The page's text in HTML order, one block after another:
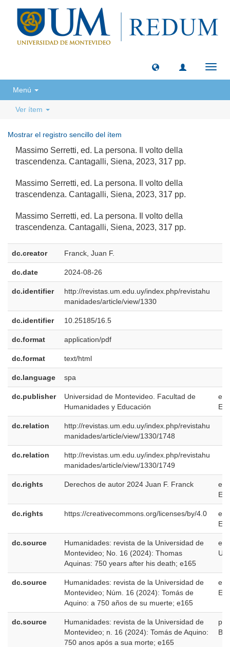
Menú
Ver ítem
Mostrar el registro sencillo del ítem
Massimo Serretti, ed. La persona. Il volto della
trascendenza. Cantagalli, Siena, 2023, 317 pp.
Massimo Serretti, ed. La persona. Il volto della
trascendenza. Cantagalli, Siena, 2023, 317 pp.
Massimo Serretti, ed. La persona. Il volto della
trascendenza. Cantagalli, Siena, 2023, 317 pp.
dc.creator Franck, Juan F.
dc.date 2024-08-26
dc.identifier
http://revistas.um.edu.uy/index.php/revistahu
manidades/article/view/1330
dc.identifier 10.25185/16.5
dc.format application/pdf
dc.format text/html
dc.language spa
dc.publisher
Universidad de Montevideo. Facultad de
Humanidades y Educación
es-
ES
dc.relation
http://revistas.um.edu.uy/index.php/revistahu
manidades/article/view/1330/1748
dc.relation
http://revistas.um.edu.uy/index.php/revistahu
manidades/article/view/1330/1749
dc.rights Derechos de autor 2024 Juan F. Franck
es-
ES
dc.rights https://creativecommons.org/licenses/by/4.0
es-
ES
dc.source
Humanidades: revista de la Universidad de
Montevideo; No. 16 (2024): Thomas
Aquinas: 750 years after his death; e165
en-
US
dc.source
Humanidades: revista de la Universidad de
Montevideo; Núm. 16 (2024): Tomás de
Aquino: a 750 años de su muerte; e165
es-
ES
dc.source
Humanidades: revista de la Universidad de
Montevideo; n. 16 (2024): Tomás de Aquino:
750 anos após a sua morte; e165
pt-
BR